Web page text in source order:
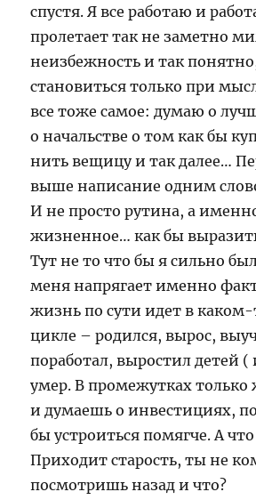
спустя. Я все работаю и
пролетает так не заметно
неизбежность и так
становиться только при
все тоже самое: думаю о
о начальстве о том как бы
нить вещицу и так далее…
выше написание одним
И не просто рутина, а
жизненное… как бы
Тут не то что бы я сильно
меня напрягает именно
жизнь по сути идет в
цикле – родился, вырос,
поработал, выростил детей (
умер. В промежутках
и думаешь о инвестициях,
бы устроиться помягче. А что
Приходит старость, ты не
посмотришь назад и что?